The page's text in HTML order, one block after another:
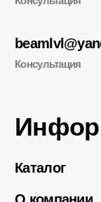
Запросить